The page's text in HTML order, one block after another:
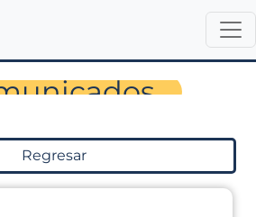
de Prensa
Regresar